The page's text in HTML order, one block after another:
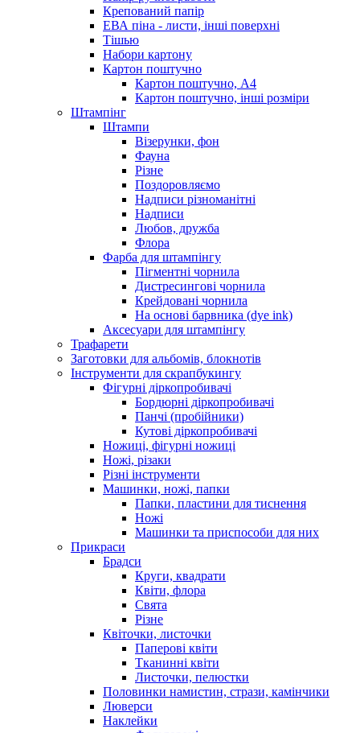
Крепований папір
ЕВА піна - листи, інші поверхні
Тішью
Набори картону
Картон поштучно
Картон поштучно, А4
Картон поштучно, інші розміри
Штампінг
Штампи
Візерунки, фон
Фауна
Різне
Поздоровляємо
Надписи різноманітні
Надписи
Любов, дружба
Флора
Фарба для штампінгу
Пігментні чорнила
Дистресингові чорнила
Крейдовані чорнила
На основі барвника (dye ink)
Аксесуари для штампінгу
Трафарети
Заготовки для альбомів, блокнотів
Інструменти для скрапбукингу
Фігурні діркопробивачі
Бордюрні діркопробивачі
Панчі (пробійники)
Кутові діркопробивачі
Ножиці, фігурні ножиці
Ножі, різаки
Різні інструменти
Машинки, ножі, папки
Папки, пластини для тиснення
Ножі
Машинки та приспособи для них
Прикраси
Брадси
Круги, квадрати
Квіти, флора
Свята
Різне
Квіточки, листочки
Паперові квіти
Тканинні квіти
Листочки, пелюстки
Половинки намистин, стрази, камінчики
Люверси
Наклейки